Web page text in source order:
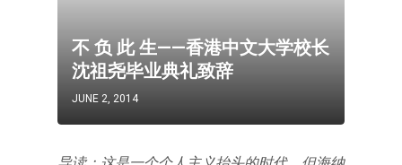
不 负 此 生——香港中文大学校长
沈祖尧毕业典礼致辞
JUNE 2, 2014